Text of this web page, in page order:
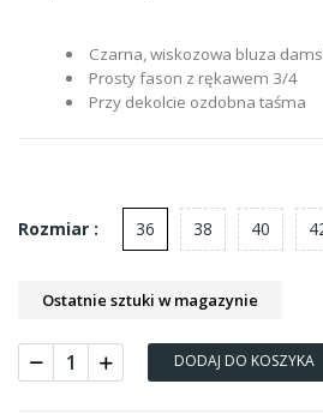
Czarna, wiskozowa bluza
Prosty fason z rękawem 3/4
Przy dekolcie ozdobna taśma
Rozmiar : 36 38 40
Ostatnie sztuki w magazynie
DODAJ DO KOSZYKA